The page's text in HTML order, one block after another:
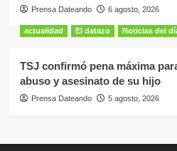
Prensa Dateando 6 agosto, 2026
actualidad El datazo Noticias del
TSJ confirmó pena máxima
abuso y asesinato de su hijo
Prensa Dateando 5 agosto, 2026